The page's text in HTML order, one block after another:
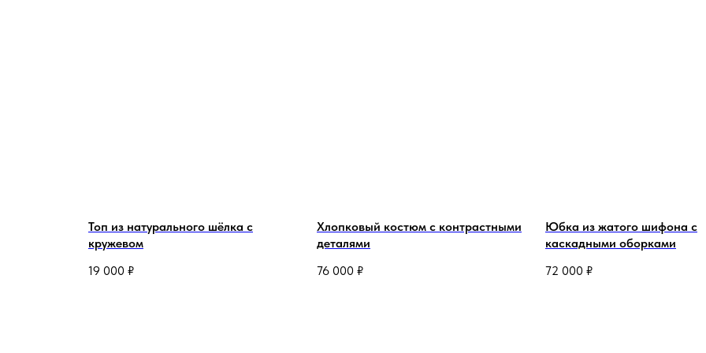
Топ из натурального шёлка с
кружевом
19 000 ₽
Хлопковый костюм с контрастными
деталями
76 000 ₽
Юбка из жатого шифона с
каскадными оборками
72 000 ₽